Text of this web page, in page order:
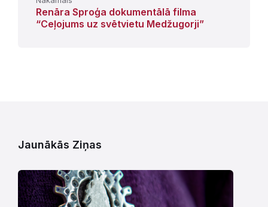
Renāra Sproģa dokumentālā filma
“Ceļojums uz svētvietu Medžugorji”
Jaunākās Ziņas